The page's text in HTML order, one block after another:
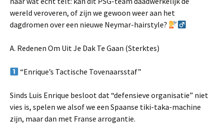
wereld veroveren, of zijn we gewoon weer aan het
dagdromen over een nieuwe Neymar-hairstyle?
A. Redenen Om Uit Je Dak Te Gaan (Sterktes)
“Enrique’s Tactische Tovenaarsstaf”
Sinds Luis Enrique besloot dat “defensieve organisatie” niet
vies is, spelen we alsof we een Spaanse tiki-taka-machine
zijn, maar dan met Franse arrogantie.